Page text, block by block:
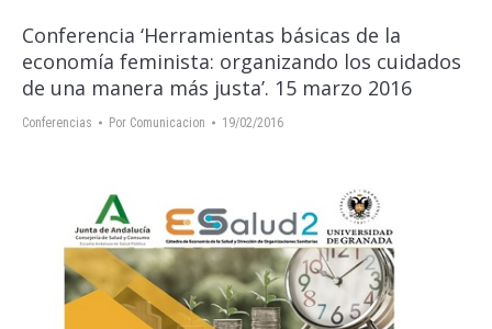
Conferencia ‘Herramientas básicas de la
economía feminista: organizando los cuidados
de una manera más justa’. 15 marzo 2016
Conferencias Por Comunicacion 19/02/2016